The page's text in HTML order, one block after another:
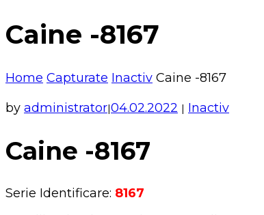
Caine -8167
Home Capturate Inactiv Caine -8167
by administrator|04.02.2022 | Inactiv
Caine -8167
Serie Identificare: 8167